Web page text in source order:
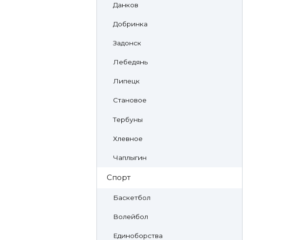
Данков
Добринка
Задонск
Лебедянь
Липецк
Становое
Тербуны
Хлевное
Чаплыгин
Спорт
Баскетбол
Волейбол
Единоборства